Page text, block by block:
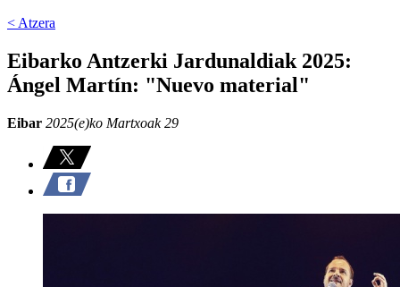
< Atzera
Eibarko Antzerki Jardunaldiak 2025:
Ángel Martín: "Nuevo material"
Eibar 2025(e)ko Martxoak 29